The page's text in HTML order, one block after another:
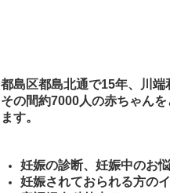
都島区都島北通で15年、川端
その間約7000人の赤ちゃん
ます。
妊娠の診断、妊娠中のお
妊娠されておられる方の